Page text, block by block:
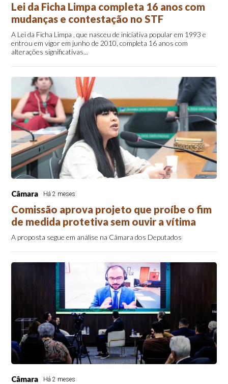
Lei da Ficha Limpa completa 16 anos com
mudanças e contestação no STF
A Lei da Ficha Limpa , que nasceu de iniciativa popular em 1993 e
entrou em vigor em junho de 2010, completa 16 anos com
alterações significativas...
Câmara Há 2 meses
Comissão aprova projeto que proíbe o fim
de medida protetiva sem ouvir a vítima
A proposta segue em análise na Câmara dos Deputados
Câmara Há 2 meses